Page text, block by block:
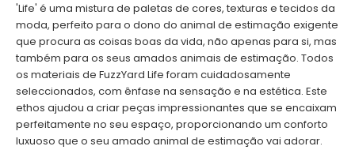
'Life' é uma mistura de paletas de cores, texturas e tecidos da
moda, perfeito para o dono do animal de estimação exigente
que procura as coisas boas da vida, não apenas para si, mas
também para os seus amados animais de estimação. Todos
os materiais de FuzzYard Life foram cuidadosamente
seleccionados, com ênfase na sensação e na estética. Este
ethos ajudou a criar peças impressionantes que se encaixam
perfeitamente no seu espaço, proporcionando um conforto
luxuoso que o seu amado animal de estimação vai adorar.